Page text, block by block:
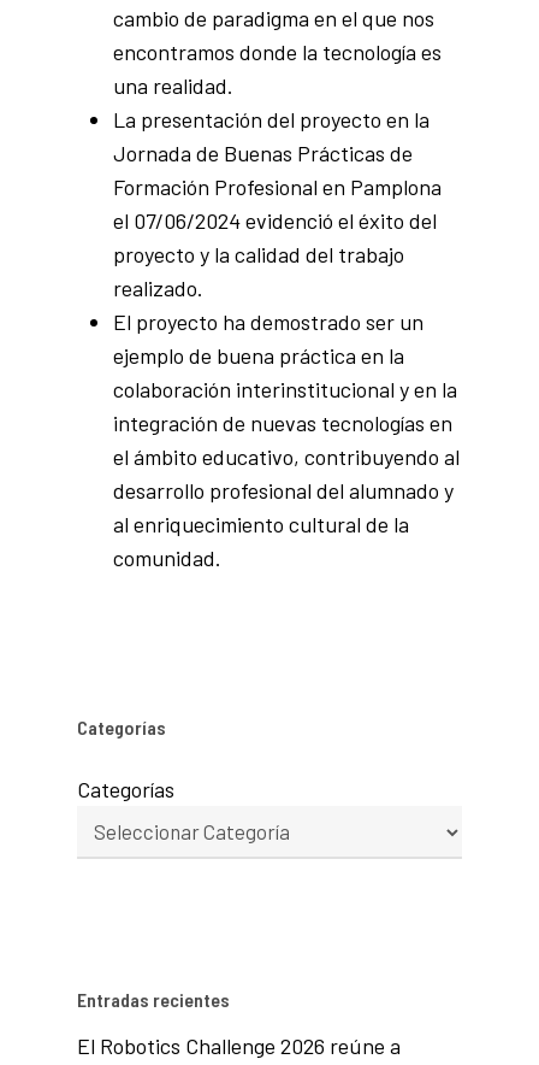
cambio de paradigma en el que nos
encontramos donde la tecnología es
una realidad.
La presentación del proyecto en la
Jornada de Buenas Prácticas de
Formación Profesional en Pamplona
el 07/06/2024 evidenció el éxito del
proyecto y la calidad del trabajo
realizado.
El proyecto ha demostrado ser un
ejemplo de buena práctica en la
colaboración interinstitucional y en la
integración de nuevas tecnologías en
el ámbito educativo, contribuyendo al
desarrollo profesional del alumnado y
al enriquecimiento cultural de la
comunidad.
Categorías
Categorías
Entradas recientes
El Robotics Challenge 2026 reúne a